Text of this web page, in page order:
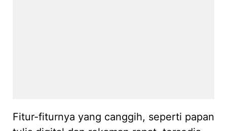
Fitur-fiturnya yang canggih, seperti papan